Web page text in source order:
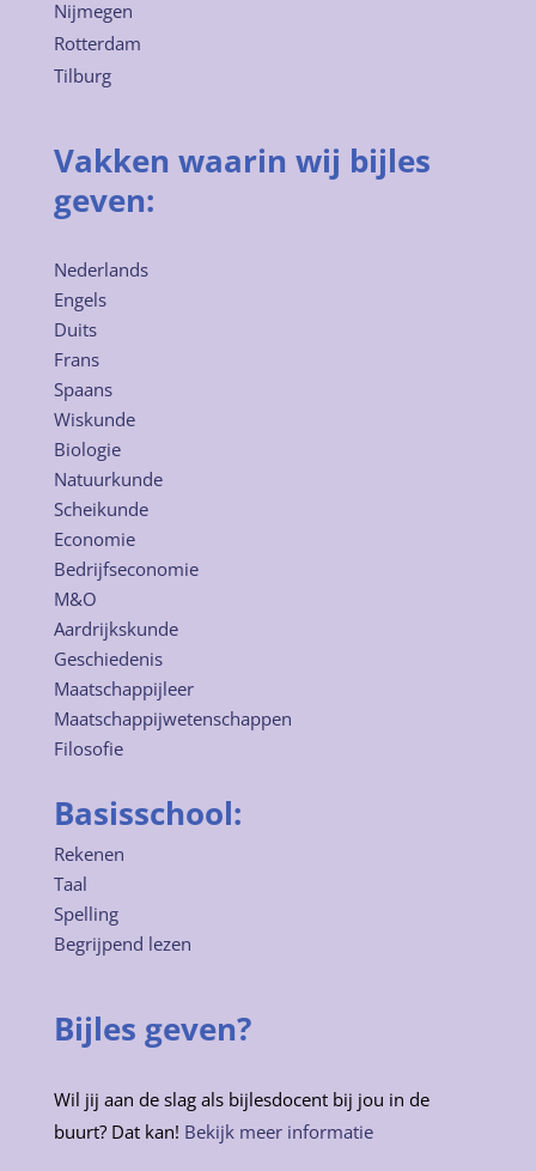
Nijmegen
Rotterdam
Tilburg
Vakken waarin wij bijles
geven:
Nederlands
Engels
Duits
Frans
Spaans
Wiskunde
Biologie
Natuurkunde
Scheikunde
Economie
Bedrijfseconomie
M&O
Aardrijkskunde
Geschiedenis
Maatschappijleer
Maatschappijwetenschappen
Filosofie
Basisschool:
Rekenen
Taal
Spelling
Begrijpend lezen
Bijles geven?
Wil jij aan de slag als bijlesdocent bij jou in de
buurt? Dat kan! Bekijk meer informatie